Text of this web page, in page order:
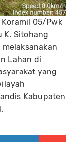
Koramil 05/Pwk
K. Sitohang
Lahan di
yang
Kabupaten